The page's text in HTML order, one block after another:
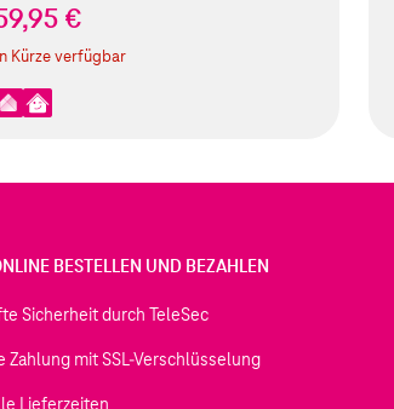
€
Kürze verfügbar
BESTELLEN UND BEZAHLEN
Sicherheit durch TeleSec
Zahlung mit SSL-Verschlüsselung
Lieferzeiten